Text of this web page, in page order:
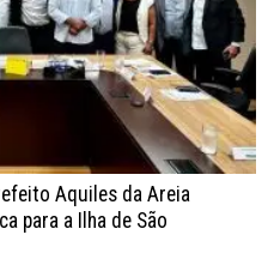
Aquiles da Areia
para a Ilha de São